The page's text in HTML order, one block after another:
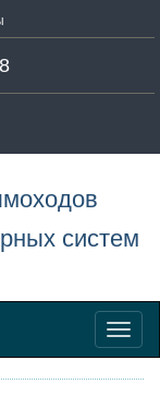
систем
Меню